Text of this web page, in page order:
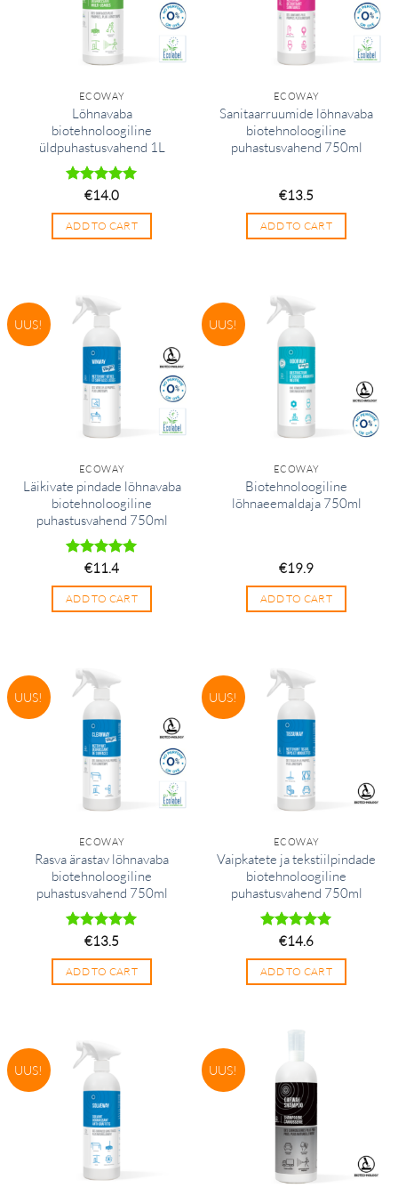
ECOWAY
Lõhnavaba
biotehnoloogiline
üldpuhastusvahend 1L
Hinnanguga
€14.0
ADD TO CART
ECOWAY
Sanitaarruumide lõhnavaba
biotehnoloogiline
puhastusvahend 750ml
€13.5
ADD TO CART
UUS!
ECOWAY
Läikivate pindade lõhnavaba
biotehnoloogiline
puhastusvahend 750ml
Hinnanguga
€11.4
ADD TO CART
UUS!
ECOWAY
Biotehnoloogiline
lõhnaeemaldaja 750ml
€19.9
ADD TO CART
UUS!
ECOWAY
Rasva ärastav lõhnavaba
biotehnoloogiline
puhastusvahend 750ml
Hinnanguga
€13.5
ADD TO CART
UUS!
ECOWAY
Vaipkatete ja tekstiilpindade
biotehnoloogiline
puhastusvahend 750ml
Hinnanguga
€14.6
ADD TO CART
UUS! UUS!